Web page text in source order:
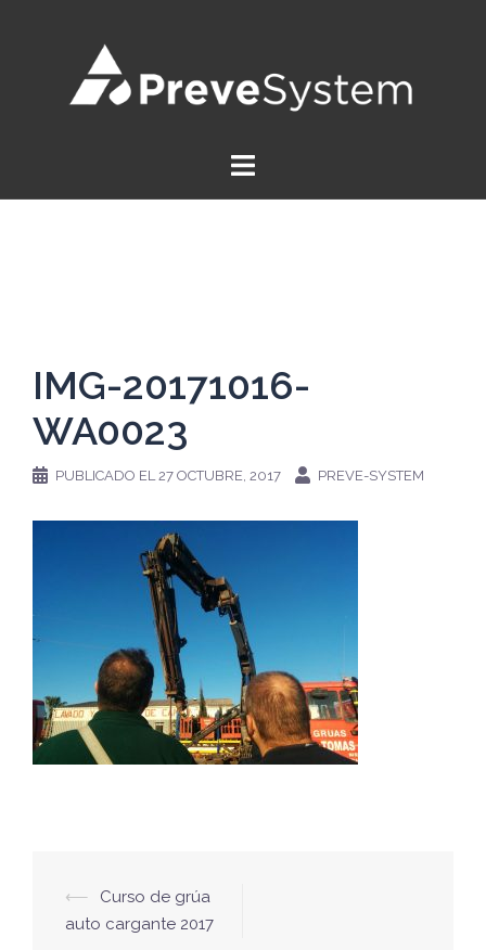
IMG-20171016-
WA0023
PUBLICADO EL27 OCTUBRE, 2017 PREVE-SYSTEM
Navegación
de
⟵
Curso de grúa
auto cargante 2017